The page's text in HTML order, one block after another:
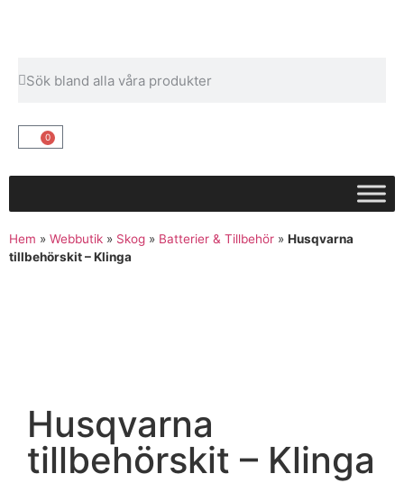
0
Hem » Webbutik » Skog » Batterier & Tillbehör » Husqvarna
tillbehörskit – Klinga
Husqvarna
tillbehörskit – Klinga